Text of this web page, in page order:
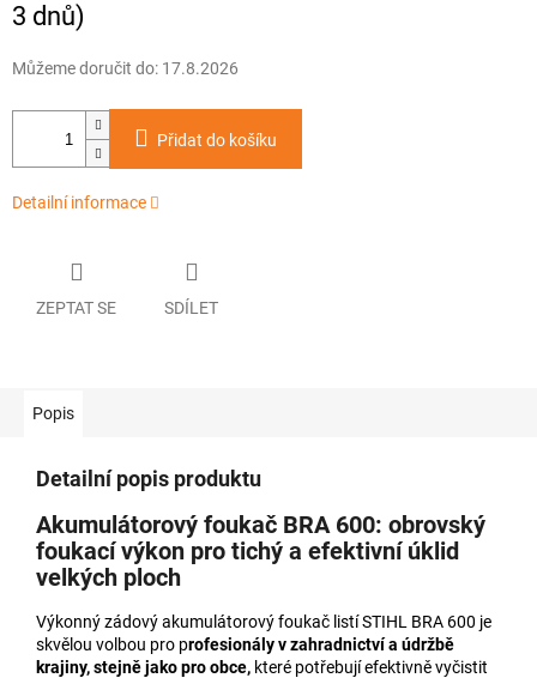
3 dnů)
Můžeme doručit do: 17.8.2026
Přidat do košíku
Detailní informace
ZEPTAT SE SDÍLET
Popis
Detailní popis produktu
Akumulátorový foukač BRA 600: obrovský
foukací výkon pro tichý a efektivní úklid
velkých ploch
Výkonný zádový akumulátorový foukač listí STIHL BRA 600 je
skvělou volbou pro profesionály v zahradnictví a údržbě
krajiny, stejně jako pro obce, které potřebují efektivně vyčistit